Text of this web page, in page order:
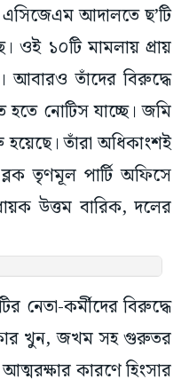
এসিজেএম আদালতে ছ’টি
১০টি মামলায় প্রায়
আবারও তাঁদের বিরুদ্ধে
হতে নোটিস যাচ্ছে। জমি
তাঁরা অধিকাংশই
তৃণমূল পার্টি অফিসে
উত্তম বারিক, দলের
নেতা-কর্মীদের বিরুদ্ধে
খুন, জখম সহ গুরুতর
আত্মরক্ষার কারণে হিংসার